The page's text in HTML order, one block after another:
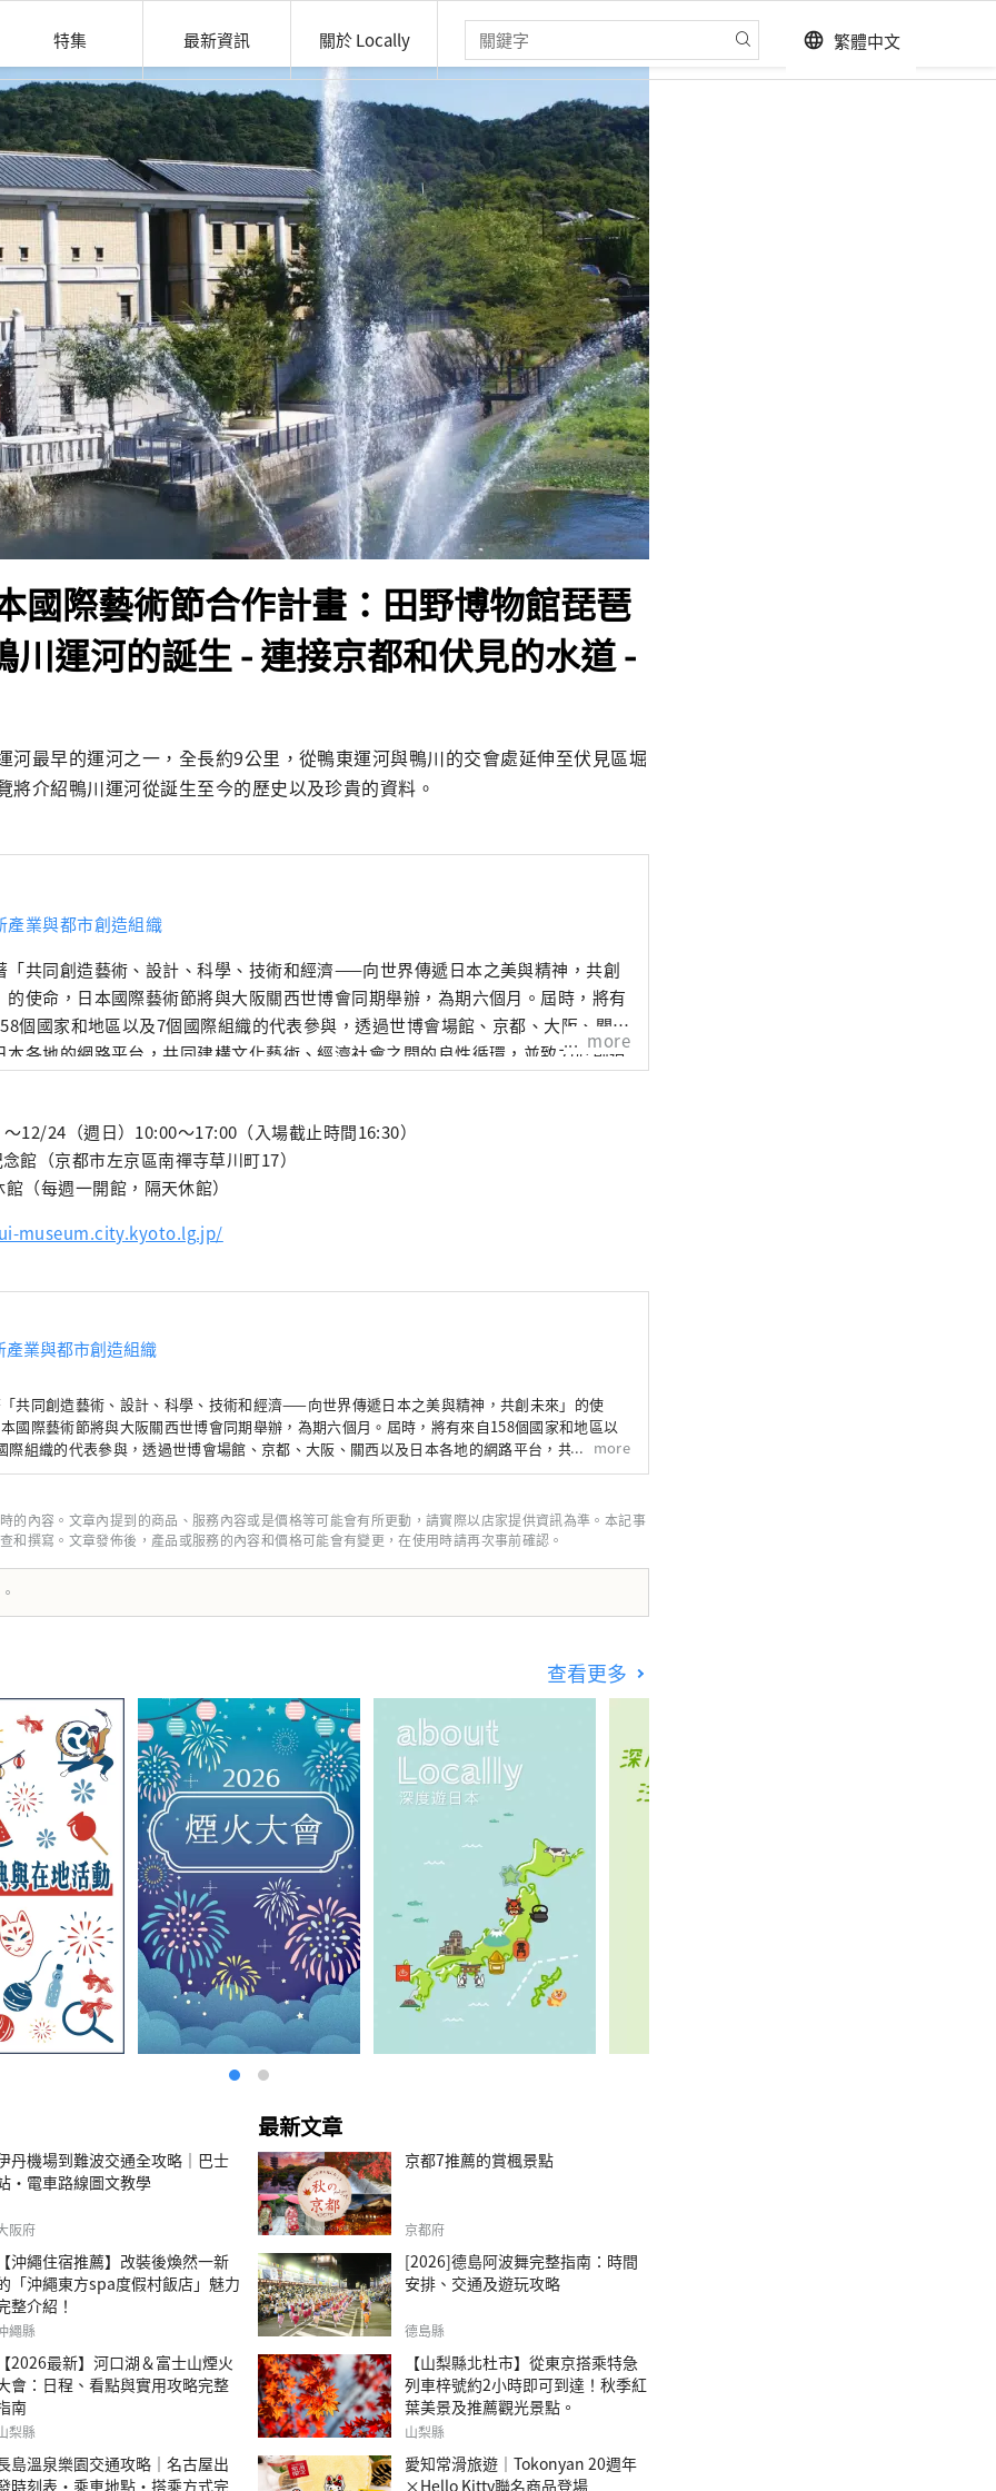
特集 最新資訊 關於 Locally language 繁體中文
國際藝術節合作計畫：田野博物館琵琶
川運河的誕生 - 連接京都和伏見的水道 -
河最早的運河之一，全長約9公里，從鴨東運河與鴨川的交會處延伸至伏見區堀
將介紹鴨川運河從誕生至今的歷史以及珍貴的資料。
產業與都市創造組織
「共同創造藝術、設計、科學、技術和經濟——向世界傳遞日本之美與精神，共創
的使命，日本國際藝術節將與大阪關西世博會同期舉辦，為期六個月。屆時，將有
個國家和地區以及7個國際組織的代表參與，透過世博會場館、京都、大阪、關西
本各地的網路平台，共同建構文化藝術、經濟社會之間的良性循環，並致力於創造
造機構（株式會社）/秘書處：健康都市設計研究所
每日新聞大廈，大阪市北區梅田3-4-5，郵編：530-0001
電話：06-6136-8803
more
12/24（週日）10:00～17:00（入場截止時間16:30）
館（京都市左京區南禪寺草川町17）
（每週一開館，隔天休館）
museum.city.kyoto.lg.jp/
產業與都市創造組織
共同創造藝術、設計、科學、技術和經濟——向世界傳遞日本之美與精神，共創未來」的使
國際藝術節將與大阪關西世博會同期舉辦，為期六個月。屆時，將有來自158個國家和地區以
際組織的代表參與，透過世博會場館、京都、大阪、關西以及日本各地的網路平台，共同建構
、經濟社會之間的良性循環，並致力於創造一個充滿光彩的美好未來。我們希望世博會能成為
夢島新產業都市創造機構（株式會社）/秘書處：健康都市設
4-5，郵編：530-0001 信
more
的內容。文章內提到的商品、服務內容或是價格等可能會有所更動，請實際以店家提供資訊為準。本記事
和撰寫。文章發佈後，產品或服務的內容和價格可能會有變更，在使用時請再次事前確認。
查看更多
丹機場到難波交通全攻略｜巴士
・電車路線圖文教學
阪府
沖繩住宿推薦】改裝後煥然一新
「沖繩東方spa度假村飯店」魅力
整介紹！
繩縣
2026最新】河口湖＆富士山煙火
會：日程、看點與實用攻略完整
南
梨縣
島溫泉樂園交通攻略｜名古屋出
時刻表・乘車地點・搭乘方式完
最新文章
京都7推薦的賞楓景點
京都府
[2026]德島阿波舞完整指南：時間
安排、交通及遊玩攻略
德島縣
【山梨縣北杜市】從東京搭乘特急
列車梓號約2小時即可到達！秋季紅
葉美景及推薦觀光景點。
山梨縣
愛知常滑旅遊｜Tokonyan 20週年
×Hello Kitty聯名商品登場